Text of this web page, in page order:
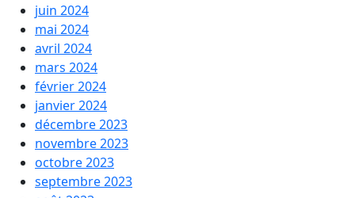
juin 2024
mai 2024
avril 2024
mars 2024
février 2024
janvier 2024
décembre 2023
novembre 2023
octobre 2023
septembre 2023